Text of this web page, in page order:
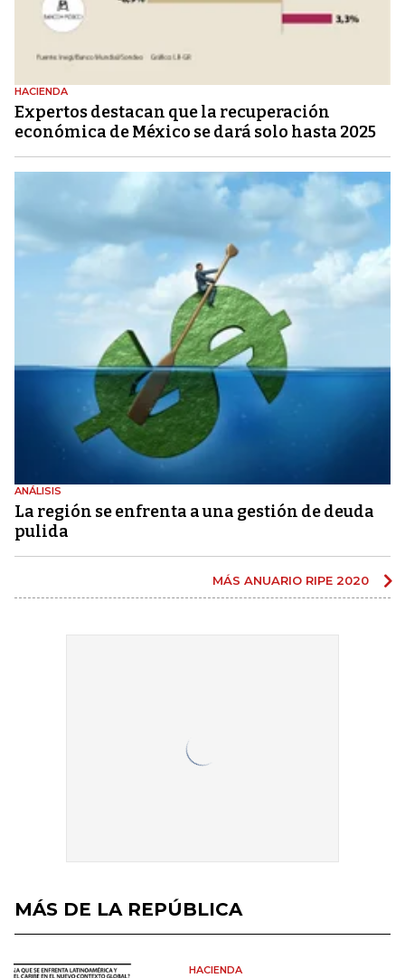
HACIENDA
Expertos destacan que la recuperación
económica de México se dará solo hasta 2025
ANÁLISIS
La región se enfrenta a una gestión de deuda
pulida
MÁS ANUARIO RIPE 2020
MÁS DE LA REPÚBLICA
HACIENDA